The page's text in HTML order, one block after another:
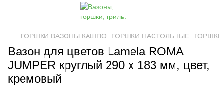
ГОРШКИ ВАЗОНЫ КАШПО ГОРШКИ НАСТОЛЬНЫЕ
Вазон для цветов Lamela ROMA
JUMPER круглый 290 х 183 мм, цвет,
кремовый